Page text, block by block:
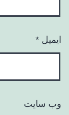
ایمیل *
وب‌ سایت